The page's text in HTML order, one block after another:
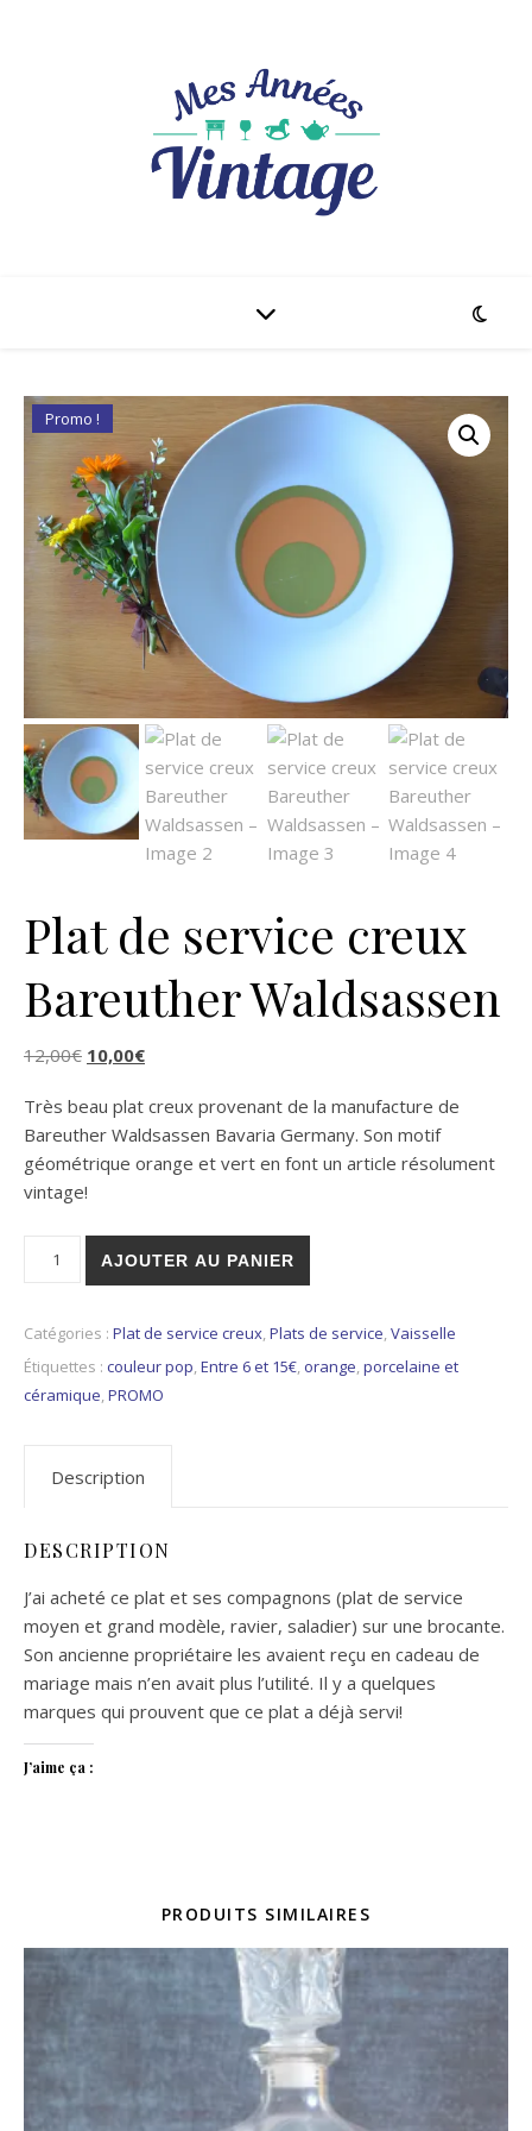
Promo !
Plat de service creux
Bareuther Waldsassen
12,00€ Le prix initial était : 12,00€.
10,00€Le prix actuel est : 10,00€.
Très beau plat creux provenant de la manufacture de
Bareuther Waldsassen Bavaria Germany. Son motif
géométrique orange et vert en font un article résolument
vintage!
AJOUTER AU PANIER
Catégories : Plat de service creux Plats de service Vaisselle
Étiquettes : couleur pop Entre 6 et 15€ orange porcelaine et
céramique PROMO
Description
DESCRIPTION
J’ai acheté ce plat et ses compagnons (plat de service
moyen et grand modèle, ravier, saladier) sur une brocante.
Son ancienne propriétaire les avaient reçu en cadeau de
mariage mais n’en avait plus l’utilité. Il y a quelques
marques qui prouvent que ce plat a déjà servi!
J’aime ça :
PRODUITS SIMILAIRES